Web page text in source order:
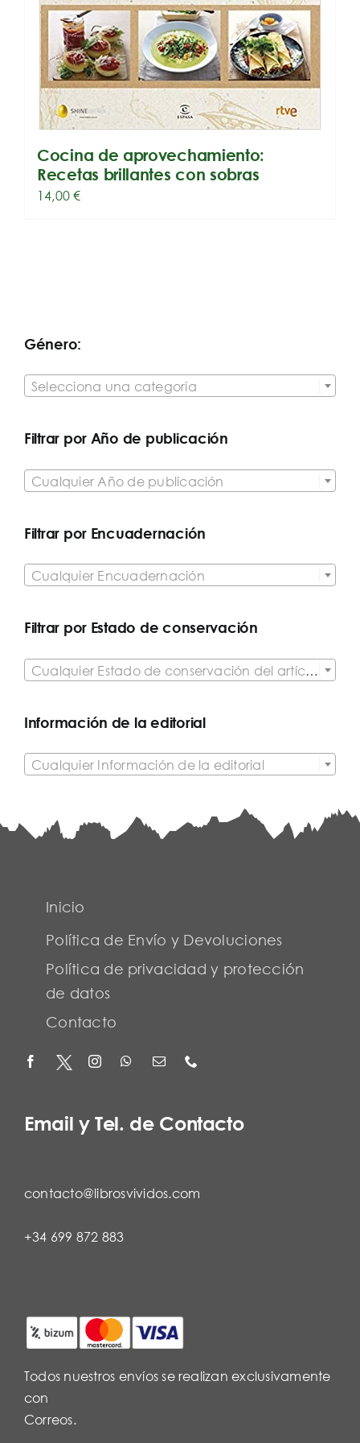
Cocina de aprovechamiento:
Recetas brillantes con sobras
14,00€
Género:
Selecciona una categoría
Filtrar por Año de publicación
Cualquier Año de publicación
Filtrar por Encuadernación
Cualquier Encuadernación
Filtrar por Estado de conservación
Cualquier Estado de conservación del artículo
Información de la editorial
Cualquier Información de la editorial
Inicio
Política de Envío y Devoluciones
Política de privacidad y protección
de datos
Contacto
Email y Tel. de Contacto
contacto@librosvividos.com
+34 699 872 883
Todos nuestros envíos se realizan exclusivamente
con
Correos.